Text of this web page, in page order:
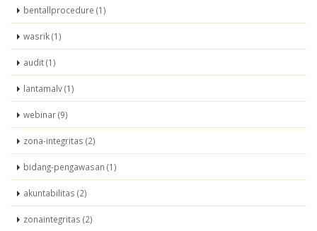
bentallprocedure (1)
wasrik (1)
audit (1)
lantamalv (1)
webinar (9)
zona-integritas (2)
bidang-pengawasan (1)
akuntabilitas (2)
zonaintegritas (2)